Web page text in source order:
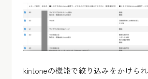
kintoneの機能で絞り込みをかけら